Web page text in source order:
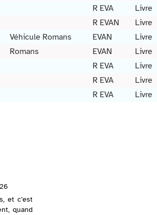
R EVA Livre
R EVAN Livre
Véhicule Romans EVAN Livre
Romans EVAN Livre
R EVA Livre
R EVA Livre
R EVA Livre
et c’est
quand